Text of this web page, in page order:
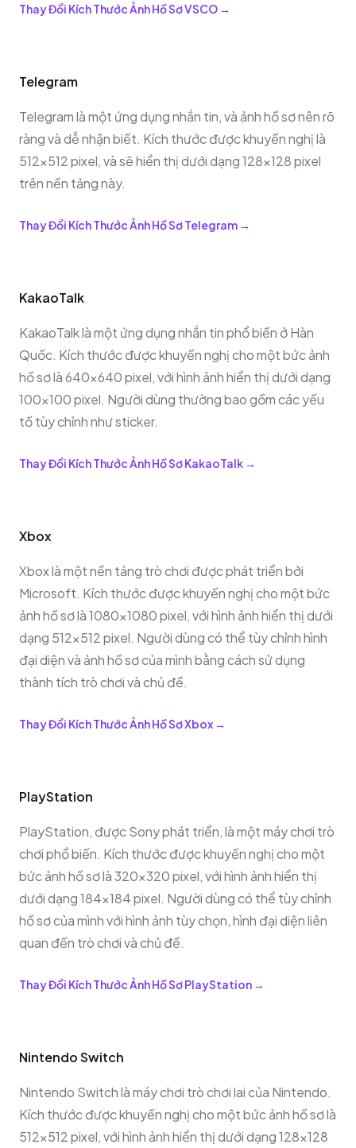
Thay Đổi Kích Thước Ảnh Hồ Sơ VSCO →
Telegram
Telegram là một ứng dụng nhắn tin, và ảnh hồ sơ nên rõ
ràng và dễ nhận biết. Kích thước được khuyến nghị là
512x512 pixel, và sẽ hiển thị dưới dạng 128x128 pixel
trên nền tảng này.
Thay Đổi Kích Thước Ảnh Hồ Sơ Telegram →
KakaoTalk
KakaoTalk là một ứng dụng nhắn tin phổ biến ở Hàn
Quốc. Kích thước được khuyến nghị cho một bức ảnh
hồ sơ là 640x640 pixel, với hình ảnh hiển thị dưới dạng
100x100 pixel. Người dùng thường bao gồm các yếu
tố tùy chỉnh như sticker.
Thay Đổi Kích Thước Ảnh Hồ Sơ KakaoTalk →
Xbox
Xbox là một nền tảng trò chơi được phát triển bởi
Microsoft. Kích thước được khuyến nghị cho một bức
ảnh hồ sơ là 1080x1080 pixel, với hình ảnh hiển thị dưới
dạng 512x512 pixel. Người dùng có thể tùy chỉnh hình
đại diện và ảnh hồ sơ của mình bằng cách sử dụng
thành tích trò chơi và chủ đề.
Thay Đổi Kích Thước Ảnh Hồ Sơ Xbox →
PlayStation
PlayStation, được Sony phát triển, là một máy chơi trò
chơi phổ biến. Kích thước được khuyến nghị cho một
bức ảnh hồ sơ là 320x320 pixel, với hình ảnh hiển thị
dưới dạng 184x184 pixel. Người dùng có thể tùy chỉnh
hồ sơ của mình với hình ảnh tùy chọn, hình đại diện liên
quan đến trò chơi và chủ đề.
Thay Đổi Kích Thước Ảnh Hồ Sơ PlayStation →
Nintendo Switch
Nintendo Switch là máy chơi trò chơi lai của Nintendo.
Kích thước được khuyến nghị cho một bức ảnh hồ sơ là
512x512 pixel, với hình ảnh hiển thị dưới dạng 128x128